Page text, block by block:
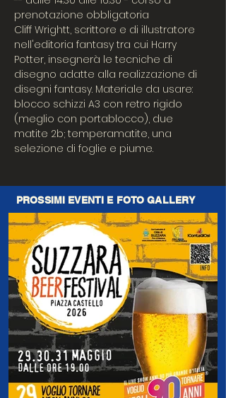
prenotazione obbligatoria
Cliff Wrightt, scrittore e di illustratore
nell'editoria fantasy tra cui Harry
Potter, insegnerà le tecniche di
disegno adatte alla realizzazione di
disegni fantasy. Materiale da usare:
blocco schizzi A3 con retro rigido
(meglio con portablocco), due
matite 2b; temperamatite, una
selezione di foglie e piume.
PROSSIMI EVENTI E FOTO GALLERY